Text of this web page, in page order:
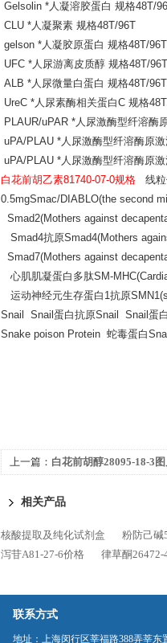
Gelsolin *人凝溶胶蛋白 规格48T/
CLU *人凝聚素 规格48T/96T
gelson *人凝胶原蛋白 规格48T/96T
UFC *人尿游离皮质醇 规格48T/96T
ALB *人尿微量白蛋白 规格48T/96T
UreC *人尿素酶相关蛋白C 规格48T/
PLAUR/uPAR *人尿激酶型纤溶酶
uPA/PLAU *人尿激酶型纤溶酶原激
uPA/PLAU *人尿激酶型纤溶酶原激
白花前胡乙素81740-07-0规格 线粒
0.5mgSmac/DIABLO(the second
Smad2(Mothers against
Smad4抗原Smad4(Mothers
Smad7(Mothers against
心肌肌凝蛋白多肽SM-
运动神经元生存蛋白1抗原
Snail Snail蛋白抗原Snail Snail蛋
Snake poison Protein 蛇毒蛋白
上一篇： 白花前胡醇28095-18-3
相关产品
核酸提取及纯化试剂盒 粉防己碱
泻苷A81-27-6价格
律草酮26472-
联系方式
地址：上海闵行区莘福路388弄莘东